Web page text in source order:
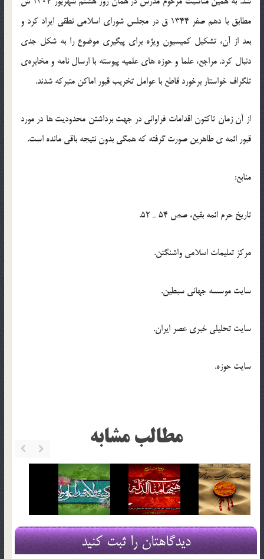
مطابق با دهم صفر 1344 ق در مجلس شورای اسلامی نطقی ایراد کرد و
بعد از آن، تشکیل کمیسیون ویژه برای پیگیری موضوع را به شکل جدی
دنبال کرد. مراجع، علما و حوزه های علمیه پیوسته با ارسال نامه و مخابره‎ی
تلگراف خواستار برخورد قاطع با عوامل تخریب قبور اماکن متبرکه شدند.
از آن زمان تاکنون اقدامات فراوانی در جهت برداشتن محدودیت ها در مورد
قبور ائمه ‎ی طاهرین صورت گرفته که همگی بدون نتیجه باقی مانده است.
منابع:
تاریخ حرم ائمه بقیع، صص 54 ـ 52.
مرکز تعلیمات اسلامی واشنگتن.
سایت موسسه جهانی سبطین.
سایت تحلیلی خبری عصر ایران.
سایت حوزه.
مطالب مشابه
دیدگاهتان را ثبت کنید